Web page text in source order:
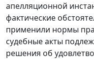
апелляционной
фактические
применили нормы
судебные акты
решения об